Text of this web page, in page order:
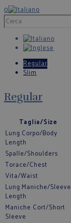
0
Regular
Slim
Regular
Taglia/Size
Lung.Corpo/Body
Length
Spalle/Shoulders
Torace/Chest
Vita/Waist
Lung.Maniche/Sleeve
Length
Maniche Cort/Short
Sleeve